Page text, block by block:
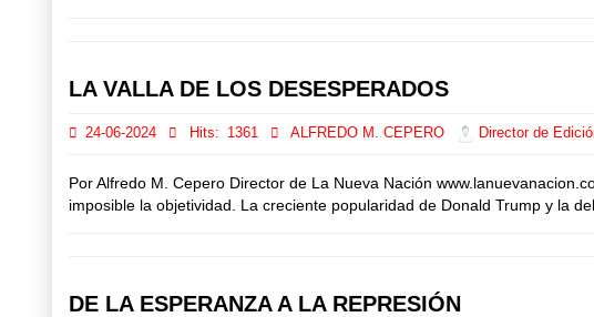
LA VALLA DE LOS DESESPERADOS
24-06-2024 Hits: 1361 ALFREDO M. CEPERO Director de
Por Alfredo M. Cepero Director de La Nueva Nación
imposible la objetividad. La creciente popularidad de Donald Trump y la
DE LA ESPERANZA A LA REPRESIÓN